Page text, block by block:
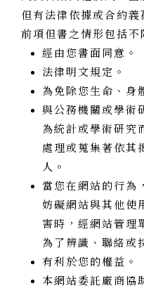
但有法律依據或合約義
前項但書之情形包括不
經由您書面同意。
法律明文規定。
為免除您生命、身
與公務機關或學術
為統計或學術研究
處理或蒐集著依其
人。
當您在網站的行為
妨礙網站與其他使
害時，經網站管理
為了辨識、聯絡或
有利於您的權益。
本網站委託廠商協